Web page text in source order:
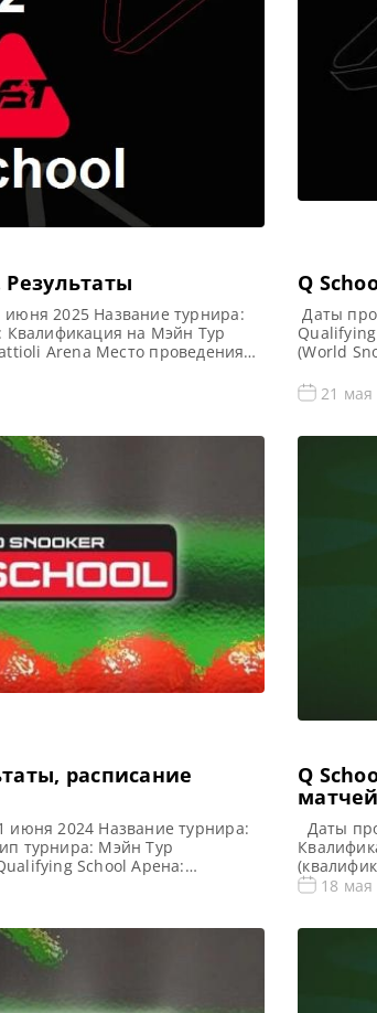
Результаты
2025 Название турнира:
Квалификация на Мэйн Тур
Arena Место проведения
будет разыграно восемь
(ПОБЕДИТЕЛИ) каждого
Q
Даты
(World
карт
21 мая
расписание
2024 Название турнира:
турнира: Мэйн Тур
School Арена:
(населенный пункт,
— трансляции Призовой
Q
матчей
Даты
18 мая